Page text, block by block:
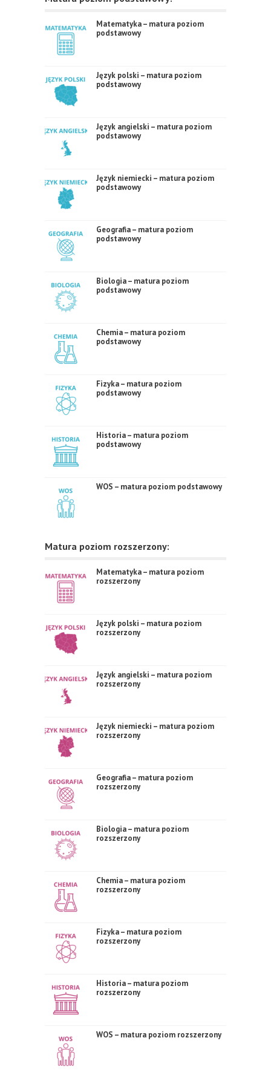
Matematyka – matura poziom
podstawowy
Język polski – matura poziom
podstawowy
Język angielski – matura poziom
podstawowy
Język niemiecki – matura poziom
podstawowy
Geografia – matura poziom
podstawowy
Biologia – matura poziom
podstawowy
Chemia – matura poziom
podstawowy
Fizyka – matura poziom
podstawowy
Historia – matura poziom
podstawowy
WOS – matura poziom podstawowy
Matura poziom rozszerzony:
Matematyka – matura poziom
rozszerzony
Język polski – matura poziom
rozszerzony
Język angielski – matura poziom
rozszerzony
Język niemiecki – matura poziom
rozszerzony
Geografia – matura poziom
rozszerzony
Biologia – matura poziom
rozszerzony
Chemia – matura poziom
rozszerzony
Fizyka – matura poziom
rozszerzony
Historia – matura poziom
rozszerzony
WOS – matura poziom rozszerzony